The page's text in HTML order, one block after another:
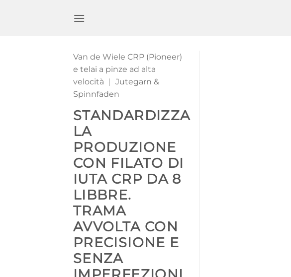
Van de Wiele CRP (Pioneer)
e telai a pinze ad alta
velocità
| Jutegarn &
Spinnfaden
STANDARDIZZA
LA
PRODUZIONE
CON FILATO DI
IUTA CRP DA 8
LIBBRE.
TRAMA
AVVOLTA CON
PRECISIONE E
SENZA